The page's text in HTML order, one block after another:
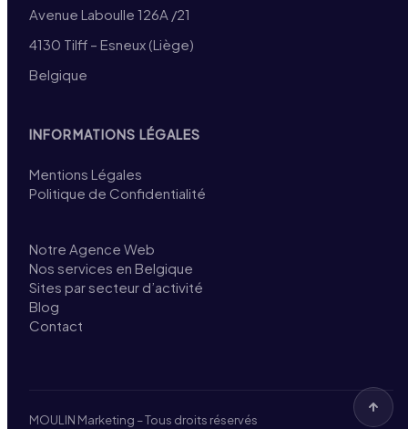
Avenue Laboulle 126A /21
4130 Tilff – Esneux (Liège)
Belgique
INFORMATIONS LÉGALES
Mentions Légales
Politique de Confidentialité
Notre Agence Web
Nos services en Belgique
Sites par secteur d’activité
Blog
Contact
MOULIN Marketing – Tous droits réservés